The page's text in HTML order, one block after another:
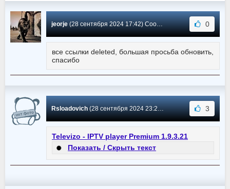
jeorje(28 сентября 2024 17:42) Сообщение #12 0
все ссылки deleted, большая просьба обновить,
спасибо
Rsloadovich(28 сентября 2024 23:25) Сообщение #11 3
Televizo - IPTV player Premium 1.9.3.21
Показать / Скрыть текст